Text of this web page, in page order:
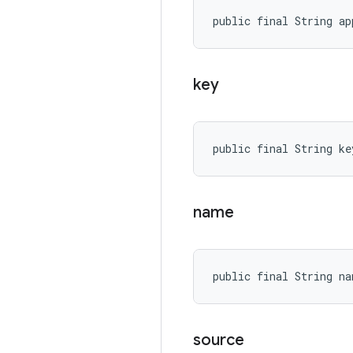
public final String
key
public final String
name
public final String
source